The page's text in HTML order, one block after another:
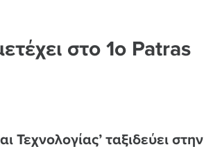
στο 1o Patras
ταξιδεύει στην